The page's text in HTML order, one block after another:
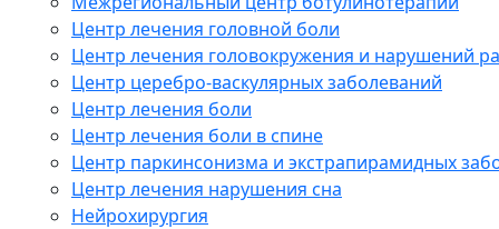
Центр лечения головной боли
Центр лечения головокружения и нарушений
Центр церебро-васкулярных заболеваний
Центр лечения боли
Центр лечения боли в спине
Центр паркинсонизма и экстрапирамидных
Центр лечения нарушения сна
Нейрохирургия